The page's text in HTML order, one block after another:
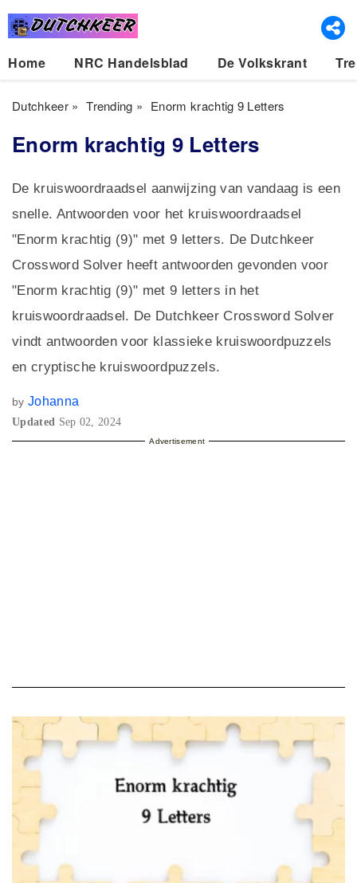
Home NRC Handelsblad De Volkskrant
Dutchkeer» Trending » Enorm krachtig 9 Letters
Enorm krachtig 9 Letters
De kruiswoordraadsel aanwijzing van vandaag is een
snelle. Antwoorden voor het kruiswoordraadsel
"Enorm krachtig (9)" met 9 letters. De Dutchkeer
Crossword Solver heeft antwoorden gevonden voor
"Enorm krachtig (9)" met 9 letters in het
kruiswoordraadsel. De Dutchkeer Crossword Solver
vindt antwoorden voor klassieke kruiswoordpuzzels
en cryptische kruiswoordpuzzels.
by Johanna
Updated Sep 02, 2024
Advertisement